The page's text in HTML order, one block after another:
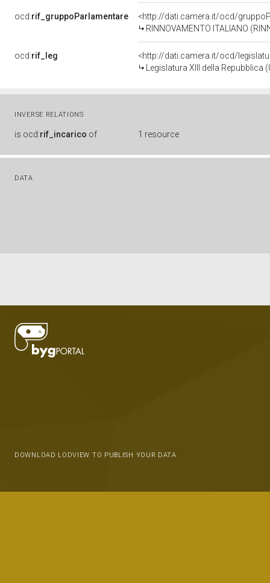
ocd:rif_gruppoParlamentare
<http://dati.camera.it/ocd/
RINNOVAMENTO ITALIANO
ocd:rif_leg
<http://dati.camera.it/ocd/
Legislatura XIII della
INVERSE RELATIONS
is ocd:rif_incarico of 1 resource
DATA
DOWNLOAD LODVIEW TO PUBLISH YOUR DATA